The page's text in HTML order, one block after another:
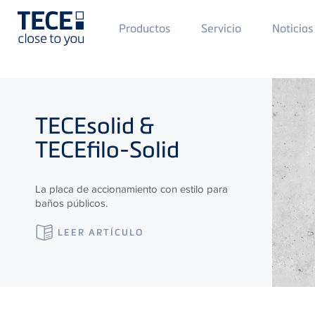
Main
Menü
Productos Servicio Noticias
TECEsolid &
TECEfilo-Solid
La placa de accionamiento con estilo para
baños públicos.
LEER ARTÍCULO